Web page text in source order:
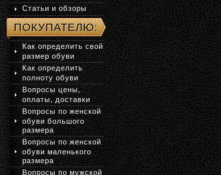
Статьи и обзоры
ПОКУПАТЕЛЮ:
Как определить свой
размер обуви
Как определить
полноту обуви
Вопросы цены,
оплаты, доставки
Вопросы по женской
обуви большого
размера
Вопросы по женской
обуви маленького
размера
Вопросы по мужской